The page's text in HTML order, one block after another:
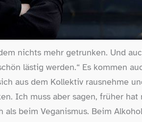
nichts mehr getrunken. Und
lästig werden.“ Es kommen
aus dem Kollektiv rausnehme
Ich muss aber sagen, früher
beim Veganismus. Beim